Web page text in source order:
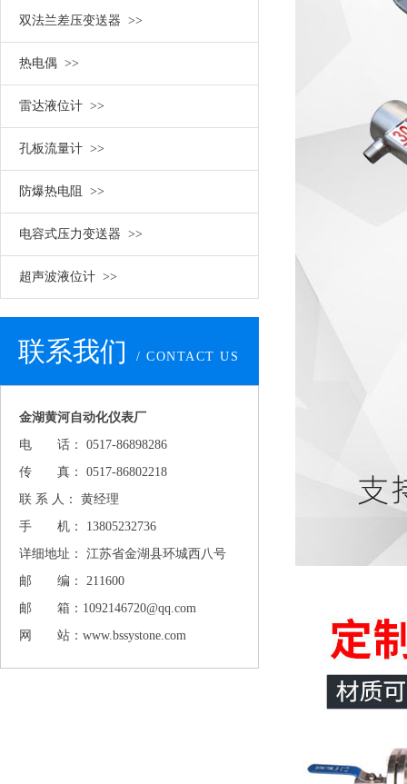
双法兰差压变送器 >>
热电偶 >>
雷达液位计 >>
孔板流量计 >>
防爆热电阻 >>
电容式压力变送器 >>
超声波液位计 >>
联系我们 / CONTACT US
金湖黄河自动化仪表厂
电 话： 0517-86898286
传 真： 0517-86802218
联 系 人： 黄经理
手 机： 13805232736
详细地址： 江苏省金湖县环城西八号
邮 编： 211600
邮 箱：1092146720@qq.com
网 站：www.bssystone.com